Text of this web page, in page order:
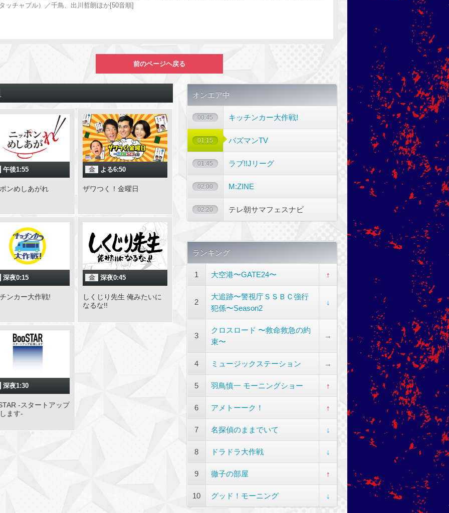
ッチャブル）／千鳥、出川哲朗ほか[50音順]
前のページヘ戻る
午後1:55
ンめしあがれ
金 よる6:50
ザワつく！金曜日
深夜0:15
ンカー大作戦!
金 深夜0:45
しくじり先生 俺みたいに
なるな!!
深夜1:30
-スタートアップ
ます-
オンエア中
00:45 キッチンカー大作戦!
01:15 バズマンTV
01:45 ラブ!!Jリーグ
02:00 M:ZINE
02:20 テレ朝サマフェスナビ
ランキング
1 大空港〜GATE24〜 ↑
2
大追跡〜警視庁ＳＳＢＣ強行
犯係〜Season2
↓
3
クロスロード 〜救命救急の約
束〜
→
4 ミュージックステーション →
5 羽鳥慎一 モーニングショー ↑
6 アメトーーク！ ↑
7 名探偵のままでいて ↓
8 ドラドラ大作戦 ↓
9 徹子の部屋 ↑
10 グッド！モーニング ↓